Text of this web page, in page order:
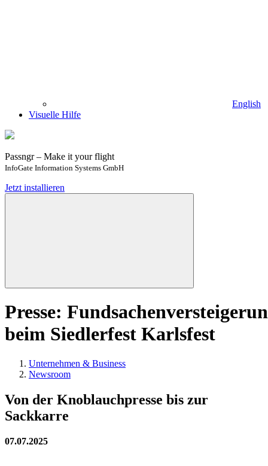
English
Visuelle Hilfe
Passngr – Make it your flight
InfoGate Information Systems GmbH
Jetzt installieren
Presse:
beim Siedlerfest Karlsfest
Unternehmen & Business
Newsroom
Von der Knoblauchpresse bis zur
Sackkarre
07.07.2025